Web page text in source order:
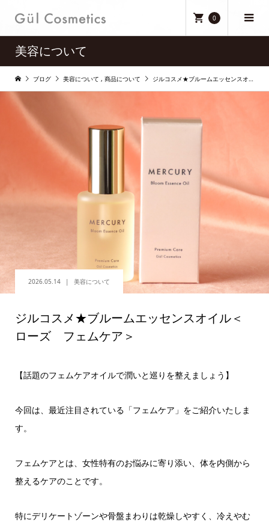
0
美容について
ブログ 美容について , 商品について ジルコスメ★ブルームエッセンスオイル＜ローズ フェムケア＞
2026.05.14 美容について
ジルコスメ★ブルームエッセンスオイル＜
ローズ フェムケア＞
【話題のフェムケアオイルで潤いと巡りを整えましょう】
今回は、最近注目されている「フェムケア」をご紹介いたしま
す。
フェムケアとは、女性特有のお悩みに寄り添い、体を内側から
整えるケアのことです。
特にデリケートゾーンや骨盤まわりは乾燥しやすく、冷えやむ